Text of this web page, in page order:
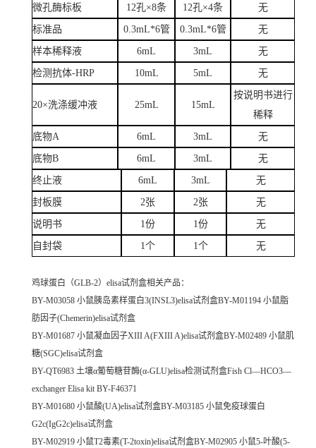
微孔酶标板 12孔×8条 12孔×4条 无
标准品 0.3mL*6管 0.3mL*6管 无
样本稀释液 6mL 3mL 无
检测抗体-HRP 10mL 5mL 无
20×洗涤缓冲液 25mL 15mL
按说明书进行
稀释
底物A 6mL 3mL 无
底物B 6mL 3mL 无
终止液 6mL 3mL 无
封板膜 2张 2张 无
说明书 1份 1份 无
自封袋 1个 1个 无
鸡球蛋白（GLB-2）elisa试剂盒相关产品：
BY-M03058 小鼠胰岛素样蛋白3(INSL3)elisa试剂盒BY-M01194 小鼠脂
肪因子(Chemerin)elisa试剂盒
BY-M01687 小鼠凝血因子XIII A(FXIII A)elisa试剂盒BY-M02489 小鼠肌
糖(SGC)elisa试剂盒
BY-QT6983 土壤α葡萄糖苷酶(α-GLU)elisa检测试剂盒Fish Cl—HCO3—
exchanger Elisa kit BY-F46371
BY-M01680 小鼠酸(UA)elisa试剂盒BY-M03185 小鼠免疫球蛋白
G2c(IgG2c)elisa试剂盒
BY-M02919 小鼠T2毒素(T-2toxin)elisa试剂盒BY-M02905 小鼠5-叶酸(5-